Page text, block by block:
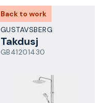
Back to work
GUSTAVSBERG
Takdusj
GB41201430